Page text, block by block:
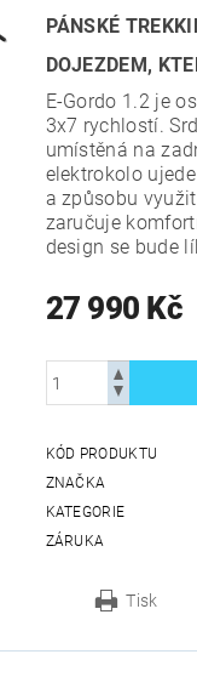
PÁNSKÉ
DOJEZDEM,
E-Gordo 1.2 je
3x7 rychlostí.
umístěná na
elektrokolo
a způsobu
zaručuje
design se bude
27 990 Kč
KÓD PRODUKTU
ZNAČKA
KATEGORIE
ZÁRUKA
Tisk